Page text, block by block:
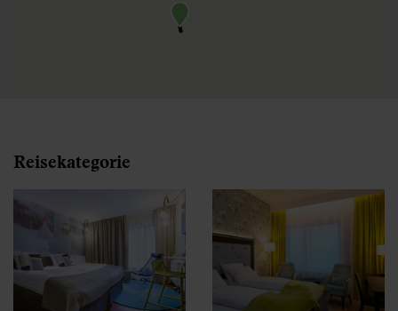
Reisekategorie